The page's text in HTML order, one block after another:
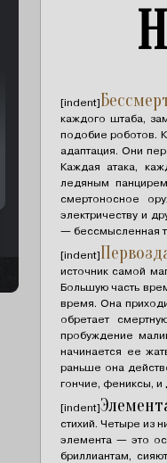
[indent]
каждого штаба,
подобие роботов.
адаптация. Они
Каждая атака,
ледяным
смертоносное
электричеству и
— бессмысленная
[indent]
источник самой
Большую часть
время. Она
обретает
пробуждение
начинается ее
раньше она
гончие, фениксы,
[indent]
стихий. Четыре из
элемента — это
бриллиантам,